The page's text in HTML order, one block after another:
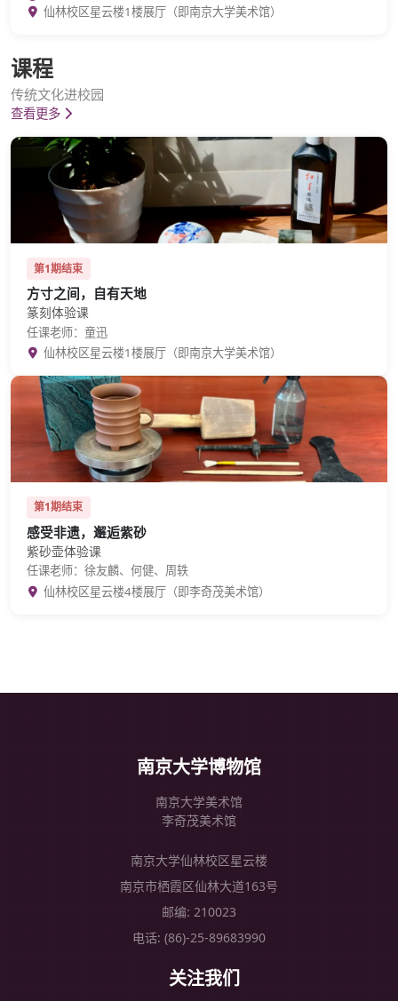
仙林校区星云楼1楼展厅（即南京大学美术馆）
课程
传统文化进校园
查看更多
第1期结束
方寸之间，自有天地
篆刻体验课
任课老师：童迅
仙林校区星云楼1楼展厅（即南京大学美术馆）
第1期结束
感受非遗，邂逅紫砂
紫砂壶体验课
任课老师：徐友麟、何健、周轶
仙林校区星云楼4楼展厅（即李奇茂美术馆）
南京大学博物馆
南京大学美术馆
李奇茂美术馆
南京大学仙林校区星云楼
南京市栖霞区仙林大道163号
邮编: 210023
电话: (86)-25-89683990
关注我们